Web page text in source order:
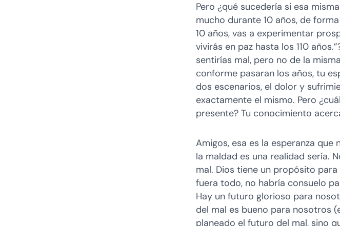
Pero ¿qué sucedería si esa
mucho durante 10 años, de
10 años, vas a experimentar
vivirás en paz hasta los 110
sentirías mal, pero no de la
conforme pasaran los años, tu
dos escenarios, el dolor y
exactamente el mismo. Pero
presente? Tu conocimiento
Amigos, esa es la esperanza que
la maldad es una realidad sería.
mal. Dios tiene un propósito
fuera todo, no habría consuelo
Hay un futuro glorioso para
del mal es bueno para nosotros
planeado el futuro del mal, sino